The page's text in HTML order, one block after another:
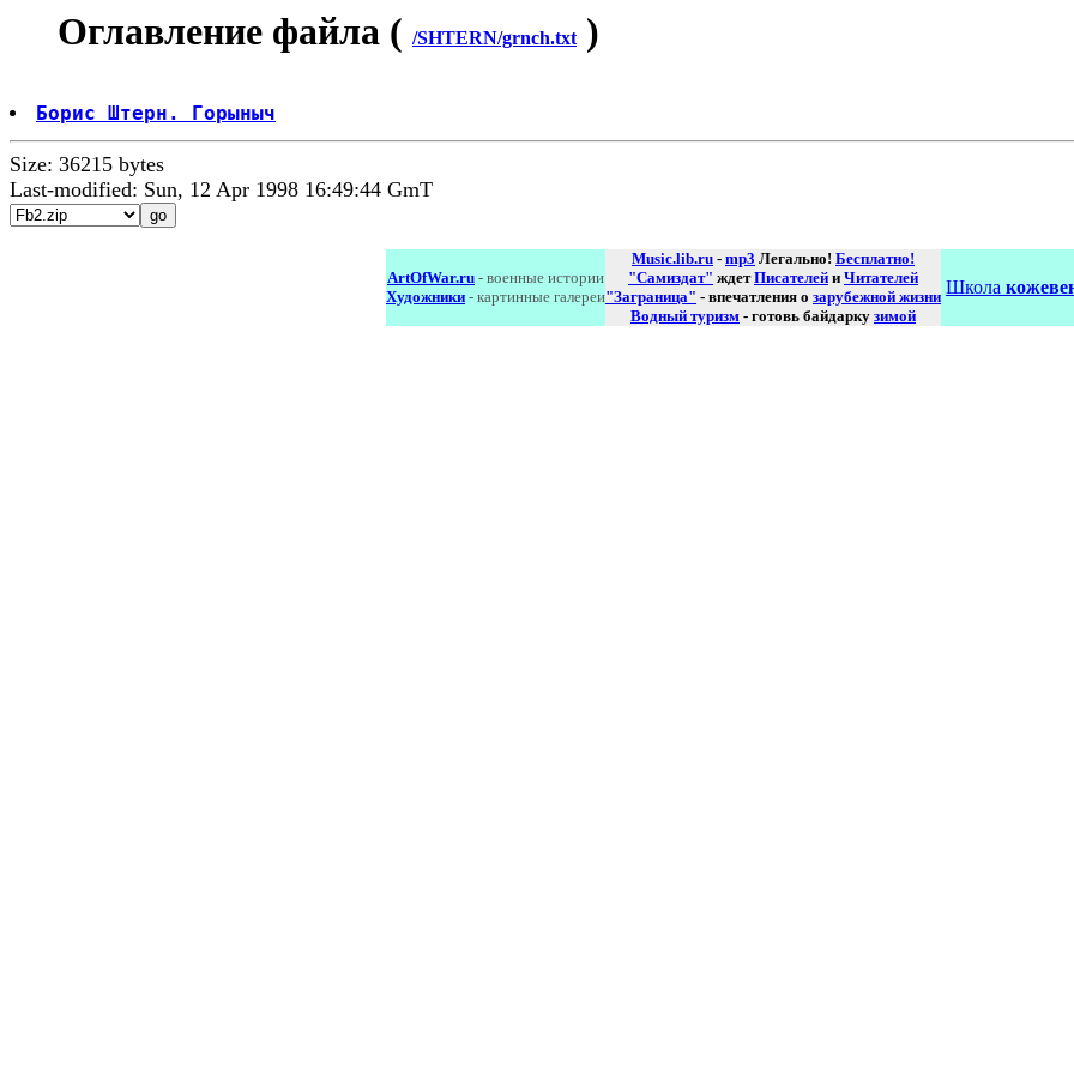
Оглавление файла ( /SHTERN/grnch.txt )
Борис Штерн. Горыныч
Size: 36215 bytes
Last-modified: Sun, 12 Apr 1998 16:49:44 GmT
ArtOfWar.ru - военные истории
Художники - картинные галереи
Music.lib.ru - mp3 Легально! Бесплатно!
"Самиздат" ждетПисателей и Читателей
"Заграница" - впечатления о зарубежной жизни
Водный туризм - готовь байдарку зимой
Школа